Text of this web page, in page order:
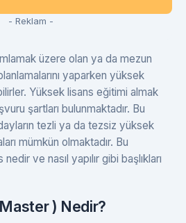
- Reklam -
üzere olan ya da mezun
yaparken yüksek
Yüksek lisans eğitimi almak
şartları bulunmaktadır. Bu
tezli ya da tezsiz yüksek
mümkün olmaktadır. Bu
ve nasıl yapılır gibi başlıkları
) Nedir?